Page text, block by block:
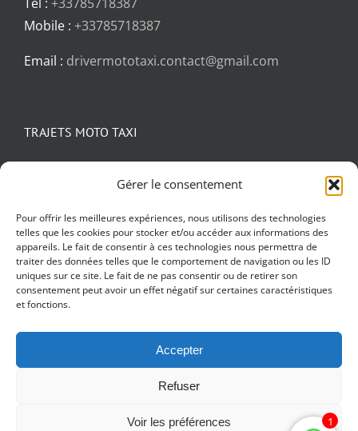
Gérer le consentement
Pour offrir les meilleures expériences, nous utilisons des technologies
telles que les cookies pour stocker et/ou accéder aux informations des
appareils. Le fait de consentir à ces technologies nous permettra de
traiter des données telles que le comportement de navigation ou les ID
uniques sur ce site. Le fait de ne pas consentir ou de retirer son
consentement peut avoir un effet négatif sur certaines caractéristiques
et fonctions.
Accepter
Refuser
Voir les préférences
Mobile : +33785718387
Email : drivermototaxi.contact@gmail.com
TRAJETS MOTO TAXI
Aéroport de beauvais
Gare du Nord
Gare de Lyon
Gare de l’Est
Gare Saint Lazare
Paris
© Copyright 2012 - 2026 | Installé parArgraphic | Icônes animées 1